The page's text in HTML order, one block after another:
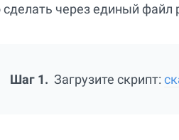
сделать через единый файл
Шаг 1. Загрузите скрипт: